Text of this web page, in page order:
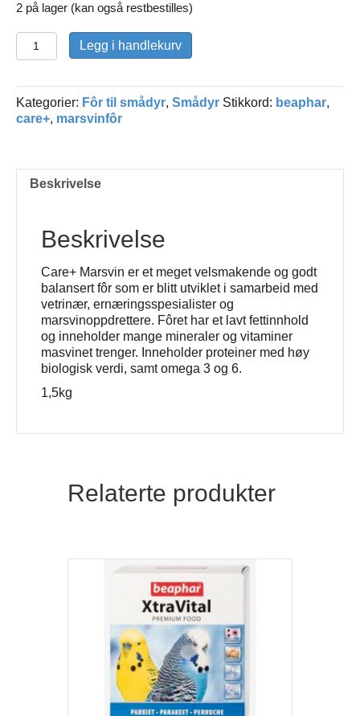
2 på lager (kan også restbestilles)
Marsvinfôr
Care+
antall
Legg i handlekurv
Kategorier: Fôr til smådyr, Smådyr Stikkord: beaphar,
care+, marsvinfôr
Beskrivelse
Beskrivelse
Care+ Marsvin er et meget velsmakende og godt
balansert fôr som er blitt utviklet i samarbeid med
vetrinær, ernæringsspesialister og
marsvinoppdrettere. Fôret har et lavt fettinnhold
og inneholder mange mineraler og vitaminer
masvinet trenger. Inneholder proteiner med høy
biologisk verdi, samt omega 3 og 6.
1,5kg
Relaterte produkter